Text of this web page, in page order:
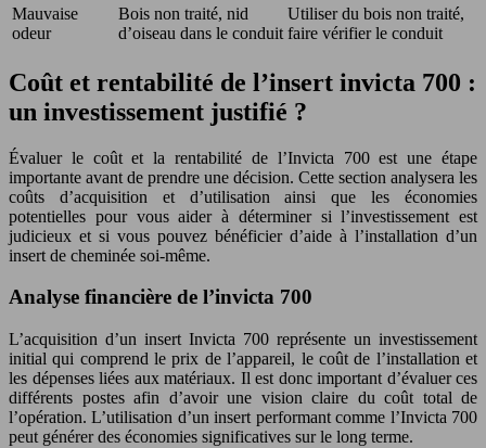
Mauvaise
odeur
Bois non traité, nid
d’oiseau dans le conduit
Utiliser du bois non traité,
faire vérifier le conduit
Coût et rentabilité de l’insert invicta 700 :
un investissement justifié ?
Évaluer le coût et la rentabilité de l’Invicta 700 est une étape
importante avant de prendre une décision. Cette section analysera les
coûts d’acquisition et d’utilisation ainsi que les économies
potentielles pour vous aider à déterminer si l’investissement est
judicieux et si vous pouvez bénéficier d’aide à l’installation d’un
insert de cheminée soi-même.
Analyse financière de l’invicta 700
L’acquisition d’un insert Invicta 700 représente un investissement
initial qui comprend le prix de l’appareil, le coût de l’installation et
les dépenses liées aux matériaux. Il est donc important d’évaluer ces
différents postes afin d’avoir une vision claire du coût total de
l’opération. L’utilisation d’un insert performant comme l’Invicta 700
peut générer des économies significatives sur le long terme.